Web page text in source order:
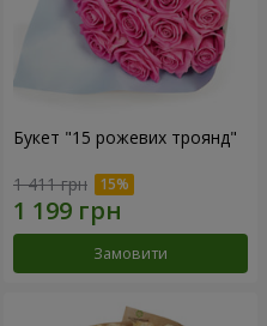
Букет "15 рожевих троянд"
1 411 грн
Замовити